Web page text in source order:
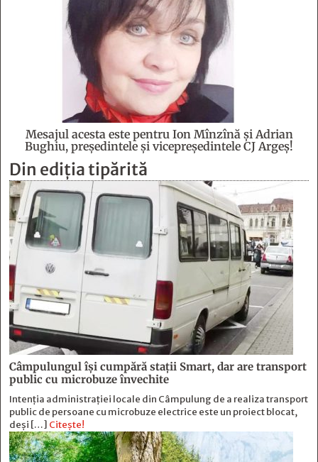
Mesajul acesta este pentru Ion Mînzînă şi Adrian
Bughiu, preşedintele şi vicepreşedintele CJ Argeş!
Din ediția tipărită
Câmpulungul îşi cumpără staţii Smart, dar are transport
public cu microbuze învechite
Intenția administrației locale din Câmpulung de a realiza transport
public de persoane cu microbuze electrice este un proiect blocat,
deși […] Citește!